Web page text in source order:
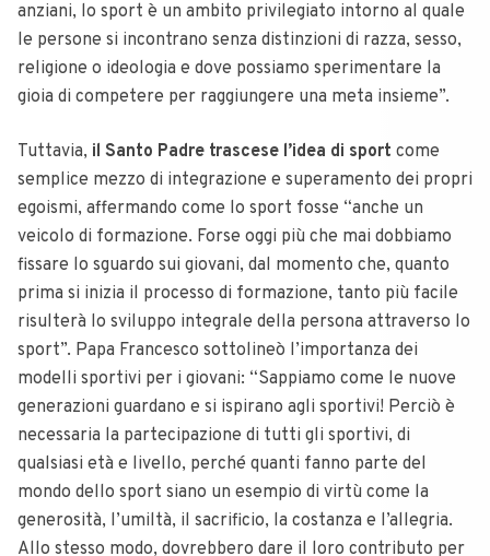
anziani, lo sport è un ambito privilegiato intorno al quale
le persone si incontrano senza distinzioni di razza, sesso,
religione o ideologia e dove possiamo sperimentare la
gioia di competere per raggiungere una meta insieme”.
Tuttavia, il Santo Padre trascese l’idea di sport come
semplice mezzo di integrazione e superamento dei propri
egoismi, affermando come lo sport fosse “anche un
veicolo di formazione. Forse oggi più che mai dobbiamo
fissare lo sguardo sui giovani, dal momento che, quanto
prima si inizia il processo di formazione, tanto più facile
risulterà lo sviluppo integrale della persona attraverso lo
sport”. Papa Francesco sottolineò l’importanza dei
modelli sportivi per i giovani: “Sappiamo come le nuove
generazioni guardano e si ispirano agli sportivi! Perciò è
necessaria la partecipazione di tutti gli sportivi, di
qualsiasi età e livello, perché quanti fanno parte del
mondo dello sport siano un esempio di virtù come la
generosità, l’umiltà, il sacrificio, la costanza e l’allegria.
Allo stesso modo, dovrebbero dare il loro contributo per